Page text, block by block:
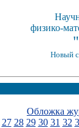
физико-
Новый
Обложка
27 28 29 30 31 32